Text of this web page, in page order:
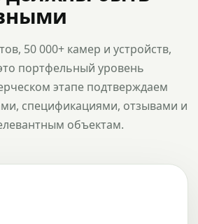
50 000+ камер и устройств,
портфельный уровень
этапе подтверждаем
спецификациями, отзывами и
объектам.